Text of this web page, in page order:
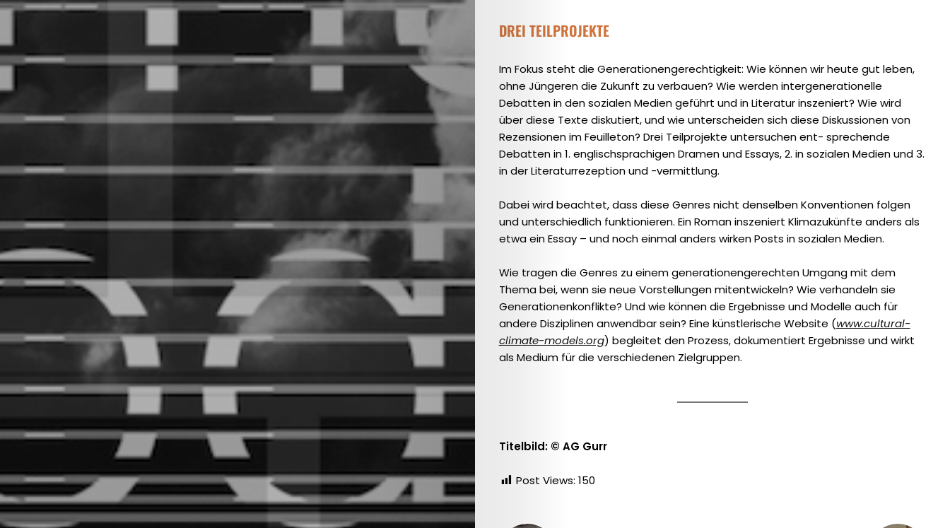
/
Waser
Issue
2022
(EN)
/
Water
DREI TEILPROJEKTE
Im Fokus steht die Generationengerechtigkeit: Wie können wir heute gut leben,
ohne Jüngeren die Zukunft zu verbauen? Wie werden intergenerationelle
Debatten in den sozialen Medien geführt und in Literatur inszeniert? Wie wird
über diese Texte diskutiert, und wie unterscheiden sich diese Diskussionen von
Rezensionen im Feuilleton? Drei Teilprojekte untersuchen ent- sprechende
Debatten in 1. englischsprachigen Dramen und Essays, 2. in sozialen Medien und 3.
in der Literaturrezeption und -vermittlung.
Dabei wird beachtet, dass diese Genres nicht denselben Konventionen folgen
und unterschiedlich funktionieren. Ein Roman inszeniert Klimazukünfte anders als
etwa ein Essay – und noch einmal anders wirken Posts in sozialen Medien.
Wie tragen die Genres zu einem generationengerechten Umgang mit dem
Thema bei, wenn sie neue Vorstellungen mitentwickeln? Wie verhandeln sie
Generationenkonflikte? Und wie können die Ergebnisse und Modelle auch für
andere Disziplinen anwendbar sein? Eine künstlerische Website (www.cultural-
climate-models.org) begleitet den Prozess, dokumentiert Ergebnisse und wirkt
als Medium für die verschiedenen Zielgruppen.
Titelbild: © AG Gurr
Post Views: 150